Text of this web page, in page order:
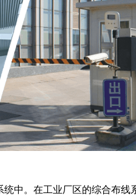
中。在工业厂区的综合布